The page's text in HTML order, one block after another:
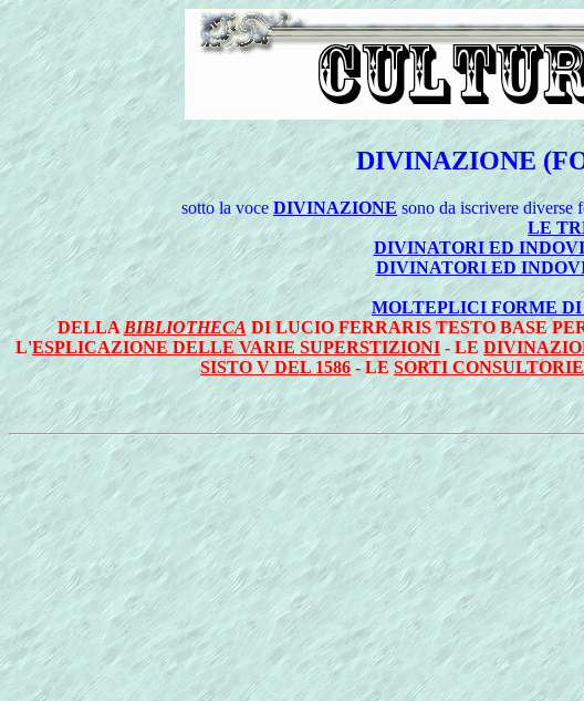
DIVINAZIONE
sotto la voce DIVINAZIONEsono da iscrivere diverse
LE
DIVINATORI ED
DIVINATORI ED
MOLTEPLICI FORME
DELLA BIBLIOTHECADI LUCIO FERRARIS TESTO BASE
L'ESPLICAZIONE DELLE VARIE SUPERSTIZIONI - LE
SISTO V DEL 1586 - LESORTI CONSULTORIE